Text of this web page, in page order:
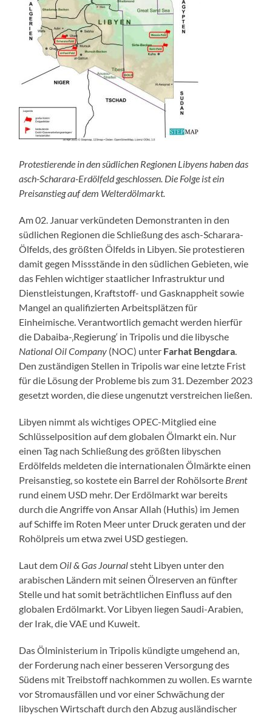
Protestierende in den südlichen Regionen Libyens haben das
asch-Scharara-Erdölfeld geschlossen. Die Folge ist ein
Preisanstieg auf dem Welterdölmarkt.
Am 02. Januar verkündeten Demonstranten in den
südlichen Regionen die Schließung des asch-Scharara-
Ölfelds, des größten Ölfelds in Libyen. Sie protestieren
damit gegen Missstände in den südlichen Gebieten, wie
das Fehlen wichtiger staatlicher Infrastruktur und
Dienstleistungen, Kraftstoff- und Gasknappheit sowie
Mangel an qualifizierten Arbeitsplätzen für
Einheimische. Verantwortlich gemacht werden hierfür
die Dabaiba-‚Regierung‘ in Tripolis und die libysche
National Oil Company (NOC) unter Farhat Bengdara
Den zuständigen Stellen in Tripolis war eine letzte Frist
für die Lösung der Probleme bis zum 31. Dezember 2023
gesetzt worden, die diese ungenutzt verstreichen ließen.
Libyen nimmt als wichtiges OPEC-Mitglied eine
Schlüsselposition auf dem globalen Ölmarkt ein. Nur
einen Tag nach Schließung des größten libyschen
Erdölfelds meldeten die internationalen Ölmärkte einen
Preisanstieg, so kostete ein Barrel der Rohölsorte Brent
rund einem USD mehr. Der Erdölmarkt war bereits
durch die Angriffe von Ansar Allah (Huthis) im Jemen
auf Schiffe im Roten Meer unter Druck geraten und der
Rohölpreis um etwa zwei USD gestiegen.
Laut demOil & Gas Journalsteht Libyen unter den
arabischen Ländern mit seinen Ölreserven an fünfter
Stelle und hat somit beträchtlichen Einfluss auf den
globalen Erdölmarkt. Vor Libyen liegen Saudi-Arabien,
der Irak, die VAE und Kuweit.
Das Ölministerium in Tripolis kündigte umgehend an,
der Forderung nach einer besseren Versorgung des
Südens mit Treibstoff nachkommen zu wollen. Es warnte
vor Stromausfällen und vor einer Schwächung der
libyschen Wirtschaft durch den Abzug ausländischer